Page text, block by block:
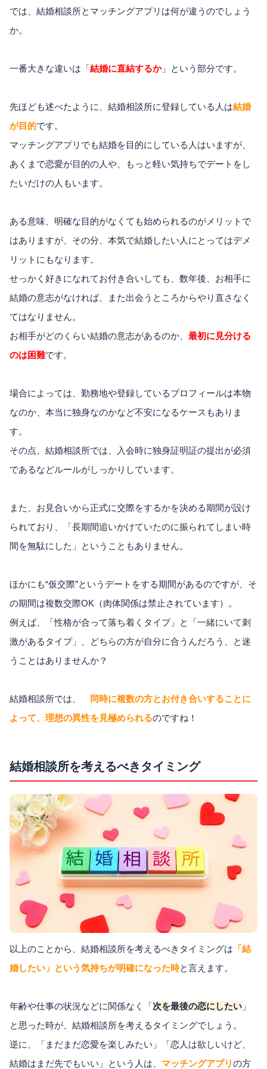
では、結婚相談所とマッチングアプリは何が違うのでしょう
か。
一番大きな違いは「結婚に直結するか」という部分です。
先ほども述べたように、結婚相談所に登録している人は結婚
が目的です。
マッチングアプリでも結婚を目的にしている人はいますが、
あくまで恋愛が目的の人や、もっと軽い気持ちでデートをし
たいだけの人もいます。
ある意味、明確な目的がなくても始められるのがメリットで
はありますが、その分、本気で結婚したい人にとってはデメ
リットにもなります。
せっかく好きになれてお付き合いしても、数年後、お相手に
結婚の意志がなければ、また出会うところからやり直さなく
てはなりません。
お相手がどのくらい結婚の意志があるのか、 最初に見分ける
のは困難です。
場合によっては、勤務地や登録しているプロフィールは本物
なのか、本当に独身なのかなど不安になるケースもありま
す。
その点、結婚相談所では、入会時に独身証明証の提出が必須
であるなどルールがしっかりしています。
また、お見合いから正式に交際をするかを決める期間が設け
られており、「長期間追いかけていたのに振られてしまい時
間を無駄にした」ということもありません。
ほかにも“仮交際”というデートをする期間があるのですが、そ
の期間は複数交際OK（肉体関係は禁止されています）。
例えば、「性格が合って落ち着くタイプ」と「一緒にいて刺
激があるタイプ」、どちらの方が自分に合うんだろう、と迷
うことはありませんか？
結婚相談所では、
同時に複数の方とお付き合いすることに
よって、理想の異性を見極められるのですね！
結婚相談所を考えるべきタイミング
以上のことから、結婚相談所を考えるべきタイミングは 「結
婚したい」という気持ちが明確になった時と言えます。
年齢や仕事の状況などに関係なく「次を最後の恋にしたい 」
と思った時が、結婚相談所を考えるタイミングでしょう。
逆に、「まだまだ恋愛を楽しみたい」「恋人は欲しいけど、
結婚はまだ先でもいい」という人は、 マッチングアプリの方